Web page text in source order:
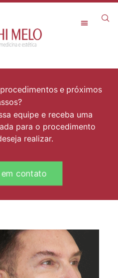
e próximos
equipe e receba uma
para o procedimento
realizar.
contato